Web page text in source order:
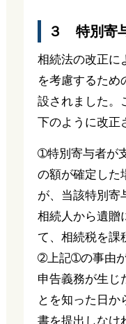
３ 特別寄
相続法の改正に
を考慮するため
設されました。
下のように改正
➀特別寄与者が
の額が確定した
が、当該特別寄
相続人から遺贈
て、相続税を課
➁上記➀の事由
申告義務が生じ
とを知った日か
書を提出しなけ